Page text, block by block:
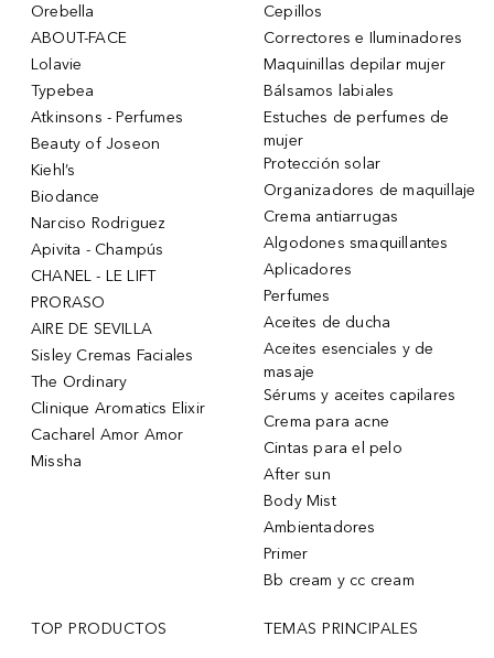
Orebella
ABOUT-FACE
Lolavie
Typebea
Atkinsons - Perfumes
Beauty of Joseon
Kiehl’s
Biodance
Narciso Rodriguez
Apivita - Champús
CHANEL - LE LIFT
PRORASO
AIRE DE SEVILLA
Sisley Cremas Faciales
The Ordinary
Clinique Aromatics Elixir
Cacharel Amor Amor
Missha
Cepillos
Correctores e Iluminadores
Maquinillas depilar mujer
Bálsamos labiales
Estuches de perfumes de
mujer
Protección solar
Organizadores de maquillaje
Crema antiarrugas
Algodones smaquillantes
Aplicadores
Perfumes
Aceites de ducha
Aceites esenciales y de
masaje
Sérums y aceites capilares
Crema para acne
Cintas para el pelo
After sun
Body Mist
Ambientadores
Primer
Bb cream y cc cream
TOP PRODUCTOS TEMAS PRINCIPALES